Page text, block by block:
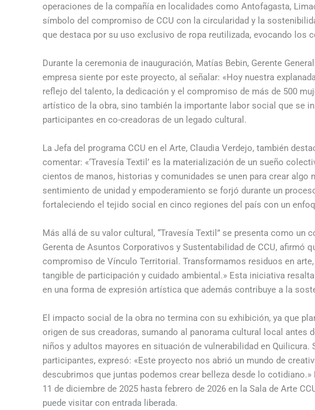
operaciones de la compañía en localidades como Antofagasta,
símbolo del compromiso de CCU con la circularidad y la
que destaca por su uso exclusivo de ropa reutilizada, evocando los
Durante la ceremonia de inauguración, Matías Bebin, Gerente
empresa siente por este proyecto, al señalar: «Hoy nuestra
reflejo del talento, la dedicación y el compromiso de más de 500
artístico de la obra, sino también la importante labor social que se
participantes en co-creadoras de un legado cultural.
La Jefa del programa CCU en el Arte, Claudia Verdejo, también
comentar: «‘Travesía Textil’ es la materialización de un sueño
cientos de manos, historias y comunidades se unen para crear algo
sentimiento de unidad y empoderamiento se forjó durante un
fortaleciendo el tejido social en cinco regiones del país con un
Más allá de su valor cultural, “Travesía Textil” se presenta como
Gerenta de Asuntos Corporativos y Sustentabilidad de CCU, afirmó
compromiso de Vínculo Territorial. Transformamos residuos en
tangible de participación y cuidado ambiental.» Esta iniciativa
en una forma de expresión artística que además contribuye a la
El impacto social de la obra no termina con su exhibición, ya que
origen de sus creadoras, sumando al panorama cultural local antes
niños y adultos mayores en situación de vulnerabilidad en Quilicura.
participantes, expresó: «Este proyecto nos abrió un mundo de
descubrimos que juntas podemos crear belleza desde lo
11 de diciembre de 2025 hasta febrero de 2026 en la Sala de Arte
puede visitar con entrada liberada.